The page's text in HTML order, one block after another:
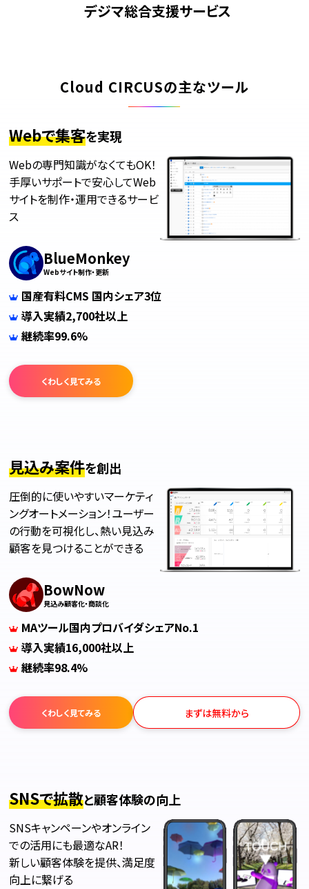
デジマ総合支援サービス
Cloud CIRCUSの主なツール
Webで集客を実現
Webの専門知識がなくてもOK！
手厚いサポートで安心してWeb
サイトを制作・運用できるサービ
ス
BlueMonkey
Webサイト制作・更新
国産有料CMS 国内シェア3位
導入実績2,700社以上
継続率99.6%
くわしく見てみる
見込み案件を創出
圧倒的に使いやすいマーケティ
ングオートメーション！ユーザー
の行動を可視化し、熱い見込み
顧客を見つけることができる
BowNow
見込み顧客化・商談化
MAツール国内プロバイダシェアNo.1
導入実績16,000社以上
継続率98.4%
くわしく見てみる まずは無料から
SNSで拡散と顧客体験の向上
SNSキャンペーンやオンライン
での活用にも最適なAR！
新しい顧客体験を提供、満足度
向上に繋げる